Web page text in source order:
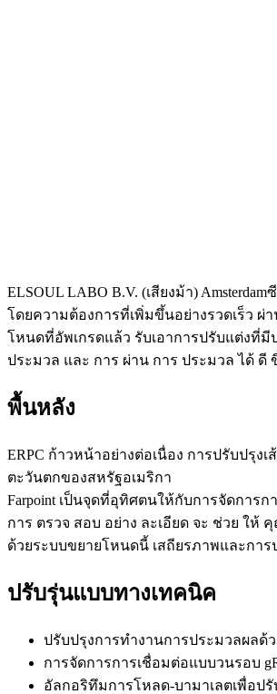
ELSOUL LABO B.V. (เสียงม้า)
โดยความต้องการที่เพิ่มขึ้นอย่างรวดเร็ว
โหนดที่อัพเกรดแล้ว รับเอาการปรับแต่งที่
ประมวล และ การ ผ่าน การ ประมวล ได้ ดี
พื้นหลัง
ERPC ก้าวหน้าอย่างต่อเนื่อง การปรับปรุง
ตะวันตกของสหรัฐอเมริกา
Farpoint เป็นจุดที่อุทิศตนให้กับการจัดการ
การ ตรวจ สอบ อย่าง ละเอียด จะ ช่วย ใ
ด้วยระบบขยายโหนดนี้ เสถียรภาพและกา
ปรับรุ่นแบบทางเทคนิค
ปรับปรุงการทํางานการประมวลผลด้
การจัดการการเชื่อมต่อแบบวนรอบ
อัลกอริทึมการโหลด-บามาเลตเพื่อป